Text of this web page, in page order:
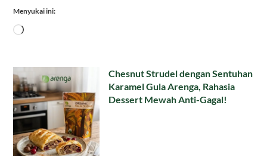
Menyukai ini:
Memuat...
Chesnut Strudel dengan Sentuhan
Karamel Gula Arenga, Rahasia
Dessert Mewah Anti-Gagal!